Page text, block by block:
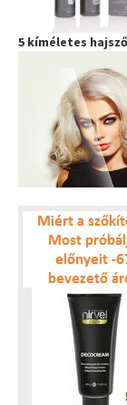
5 kíméletes